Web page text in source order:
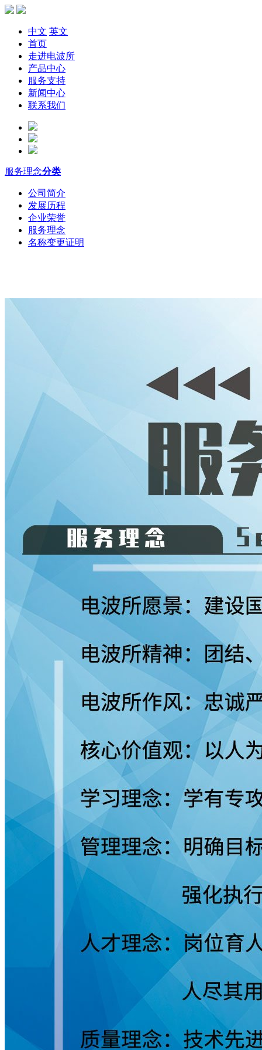
中文 英文
首页
走进电波所
产品中心
服务支持
新闻中心
联系我们
服务理念分类
公司简介
发展历程
企业荣誉
服务理念
名称变更证明